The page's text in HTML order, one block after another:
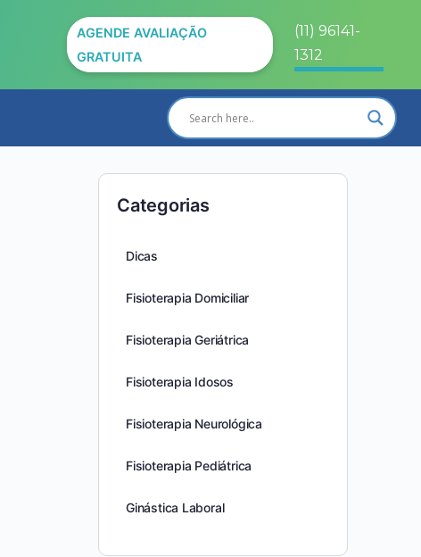
AGENDE AVALIAÇÃO
GRATUITA
(11) 96141-
1312
Categorias
Dicas
Fisioterapia Domiciliar
Fisioterapia Geriátrica
Fisioterapia Idosos
Fisioterapia Neurológica
Fisioterapia Pediátrica
Ginástica Laboral